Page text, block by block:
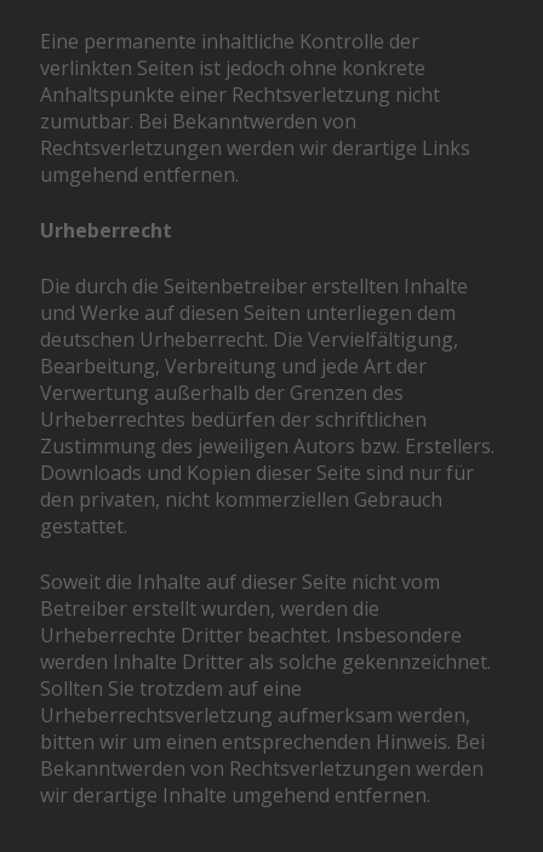
Eine permanente inhaltliche Kontrolle der
verlinkten Seiten ist jedoch ohne konkrete
Anhaltspunkte einer Rechtsverletzung nicht
zumutbar. Bei Bekanntwerden von
Rechtsverletzungen werden wir derartige Links
umgehend entfernen.
Urheberrecht
Die durch die Seitenbetreiber erstellten Inhalte
und Werke auf diesen Seiten unterliegen dem
deutschen Urheberrecht. Die Vervielfältigung,
Bearbeitung, Verbreitung und jede Art der
Verwertung außerhalb der Grenzen des
Urheberrechtes bedürfen der schriftlichen
Zustimmung des jeweiligen Autors bzw. Erstellers.
Downloads und Kopien dieser Seite sind nur für
den privaten, nicht kommerziellen Gebrauch
gestattet.
Soweit die Inhalte auf dieser Seite nicht vom
Betreiber erstellt wurden, werden die
Urheberrechte Dritter beachtet. Insbesondere
werden Inhalte Dritter als solche gekennzeichnet.
Sollten Sie trotzdem auf eine
Urheberrechtsverletzung aufmerksam werden,
bitten wir um einen entsprechenden Hinweis. Bei
Bekanntwerden von Rechtsverletzungen werden
wir derartige Inhalte umgehend entfernen.